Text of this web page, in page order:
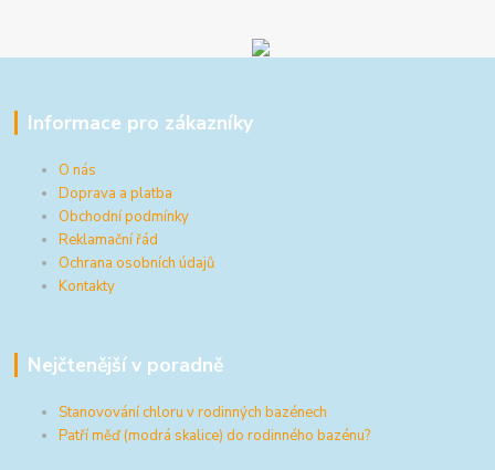
Informace pro zákazníky
O nás
Doprava a platba
Obchodní podmínky
Reklamační řád
Ochrana osobních údajů
Kontakty
Nejčtenější v poradně
Stanovování chloru v rodinných bazénech
Patří měď (modrá skalice) do rodinného bazénu?